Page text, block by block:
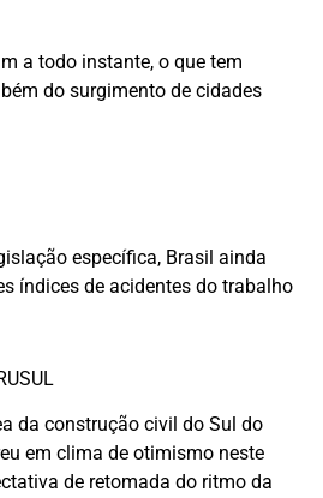
a todo instante, o que tem
do surgimento de cidades
específica, Brasil ainda
índices de acidentes do trabalho
da construção civil do Sul do
em clima de otimismo neste
de retomada do ritmo da